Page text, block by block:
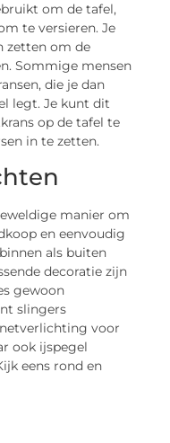
om de tafel,
te versieren. Je
zetten om de
Sommige mensen
die je dan
legt. Je kunt dit
op de tafel te
in te zetten.
manier om
en eenvoudig
als buiten
decoratie zijn
gewoon
slingers
voor
ook ijspegel
eens rond en